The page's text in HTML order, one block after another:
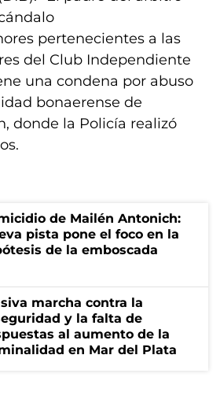
pertenecientes a las
del Club Independiente
una condena por abuso
bonaerense de
donde la Policía realizó
de Mailén Antonich:
pista pone el foco en la
de la emboscada
marcha contra la
y la falta de
al aumento de la
en Mar del Plata